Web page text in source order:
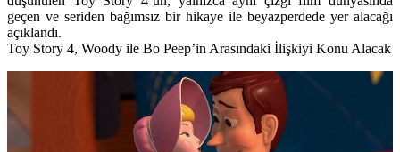
geçen ve seriden bağımsız bir hikaye ile beyazperdede yer alacağı
açıklandı.
Toy Story 4, Woody ile Bo Peep’in Arasındaki İlişkiyi Konu Alacak